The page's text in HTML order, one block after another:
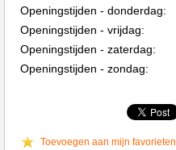
Openingstijden - donderdag:
Openingstijden - vrijdag:
Openingstijden - zaterdag:
Openingstijden - zondag:
Toevoegen aan mijn favorieten